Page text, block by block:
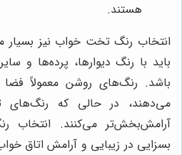
هستند.
انتخاب رنگ تخت خواب نیز
باید با رنگ دیوارها، پرده‌ها و
باشد. رنگ‌های روشن معمولاً فضا
می‌دهند، در حالی که رنگ‌های
آرامش‌بخش‌تر می‌کنند. انتخاب
بسزایی در زیبایی و آرامش اتاق